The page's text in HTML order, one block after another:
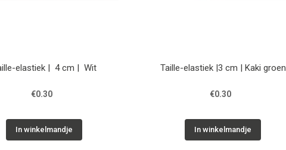
elastiek | 4 cm | Wit
€0.30
In winkelmandje
Taille-elastiek |3 cm | Kaki groen
€0.30
In winkelmandje